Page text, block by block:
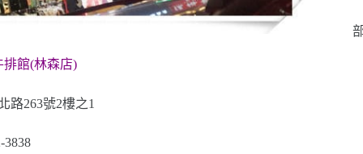
排館(林森店)
路263號2樓之1
3838